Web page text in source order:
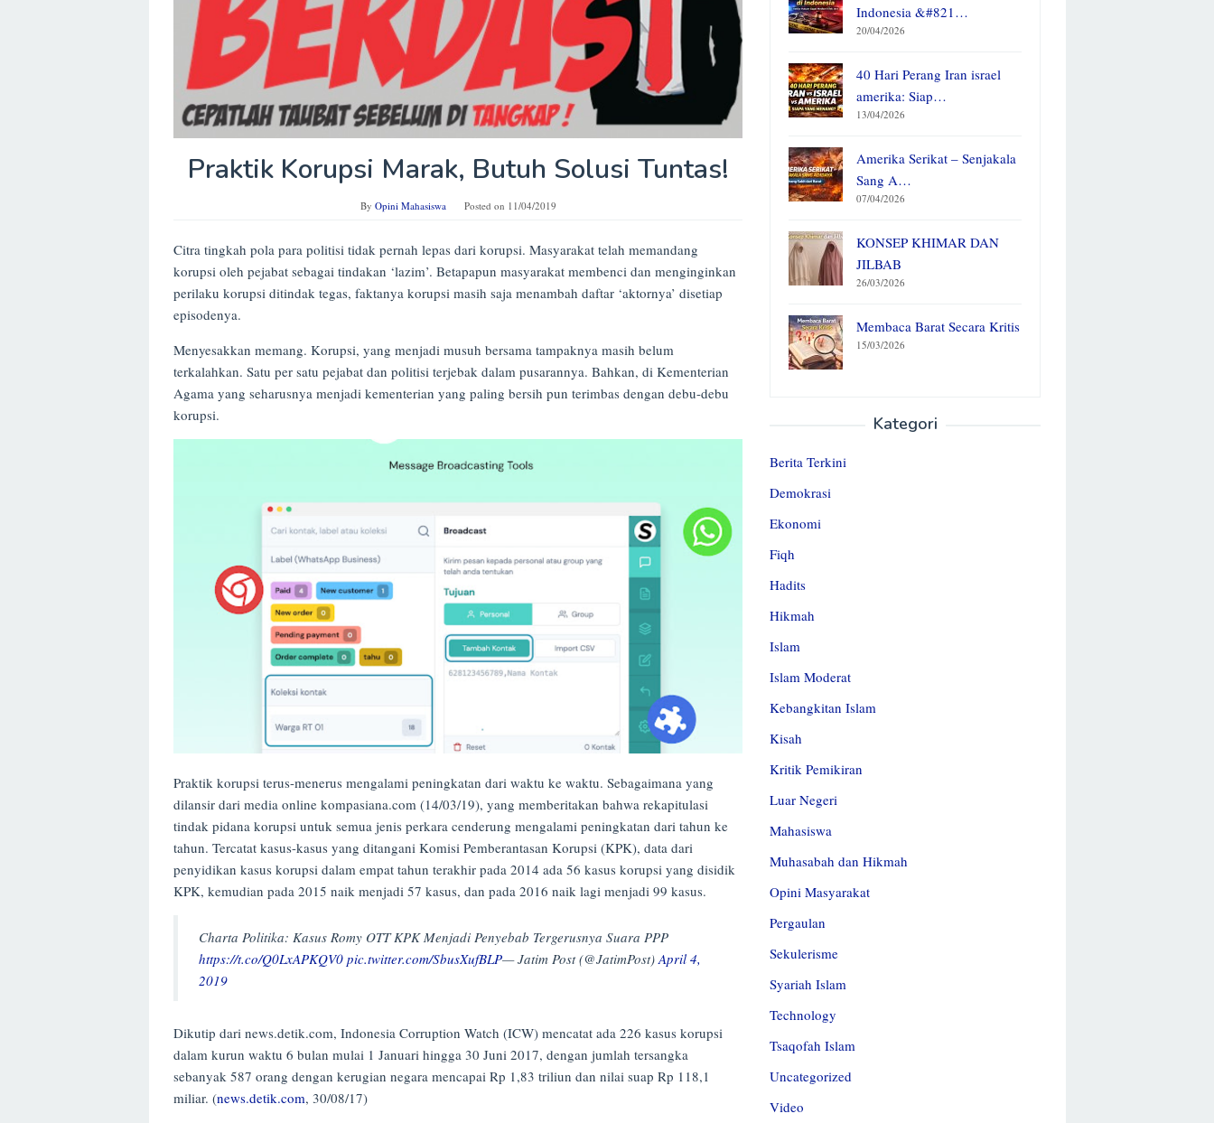
Praktik Korupsi Marak, Butuh Solusi Tuntas!
By Opini Mahasiswa Posted on 11/04/2019
Citra tingkah pola para politisi tidak pernah lepas dari korupsi. Masyarakat telah memandang
korupsi oleh pejabat sebagai tindakan ‘lazim’. Betapapun masyarakat membenci dan menginginkan
perilaku korupsi ditindak tegas, faktanya korupsi masih saja menambah daftar ‘aktornya’ disetiap
episodenya.
Menyesakkan memang. Korupsi, yang menjadi musuh bersama tampaknya masih belum
terkalahkan. Satu per satu pejabat dan politisi terjebak dalam pusarannya. Bahkan, di Kementerian
Agama yang seharusnya menjadi kementerian yang paling bersih pun terimbas dengan debu-debu
korupsi.
Praktik korupsi terus-menerus mengalami peningkatan dari waktu ke waktu. Sebagaimana yang
dilansir dari media online kompasiana.com (14/03/19), yang memberitakan bahwa rekapitulasi
tindak pidana korupsi untuk semua jenis perkara cenderung mengalami peningkatan dari tahun ke
tahun. Tercatat kasus-kasus yang ditangani Komisi Pemberantasan Korupsi (KPK), data dari
penyidikan kasus korupsi dalam empat tahun terakhir pada 2014 ada 56 kasus korupsi yang disidik
KPK, kemudian pada 2015 naik menjadi 57 kasus, dan pada 2016 naik lagi menjadi 99 kasus.
Charta Politika: Kasus Romy OTT KPK Menjadi Penyebab Tergerusnya Suara PPP
https://t.co/Q0LxAPKQV0 pic.twitter.com/SbusXufBLP— Jatim Post (@JatimPost) April 4,
2019
Dikutip dari news.detik.com, Indonesia Corruption Watch (ICW) mencatat ada 226 kasus korupsi
dalam kurun waktu 6 bulan mulai 1 Januari hingga 30 Juni 2017, dengan jumlah tersangka
sebanyak 587 orang dengan kerugian negara mencapai Rp 1,83 triliun dan nilai suap Rp 118,1
miliar. (news.detik.com, 30/08/17)
Indonesia &#821…
20/04/2026
40 Hari Perang Iran israel
amerika: Siap…
13/04/2026
Amerika Serikat – Senjakala
Sang A…
07/04/2026
KONSEP KHIMAR DAN
JILBAB
26/03/2026
Membaca Barat Secara Kritis
15/03/2026
Kategori
Berita Terkini
Demokrasi
Ekonomi
Fiqh
Hadits
Hikmah
Islam
Islam Moderat
Kebangkitan Islam
Kisah
Kritik Pemikiran
Luar Negeri
Mahasiswa
Muhasabah dan Hikmah
Opini Masyarakat
Pergaulan
Sekulerisme
Syariah Islam
Technology
Tsaqofah Islam
Uncategorized
Video